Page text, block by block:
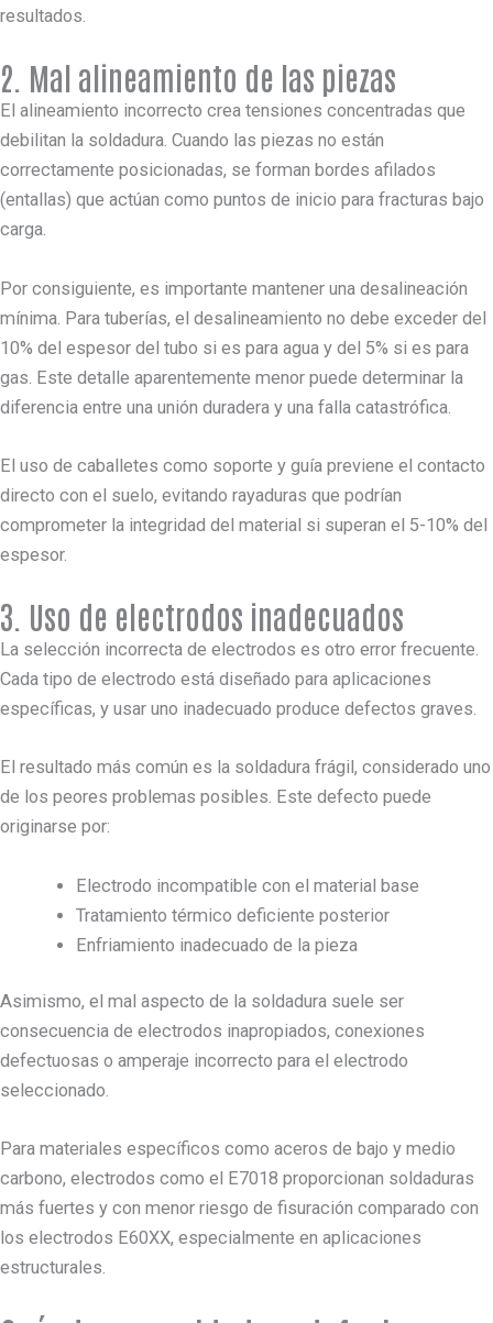
resultados.
2. Mal alineamiento de las piezas
El alineamiento incorrecto crea tensiones concentradas que
debilitan la soldadura. Cuando las piezas no están
correctamente posicionadas, se forman bordes afilados
(entallas) que actúan como puntos de inicio para fracturas bajo
carga.
Por consiguiente, es importante mantener una desalineación
mínima. Para tuberías, el desalineamiento no debe exceder del
10% del espesor del tubo si es para agua y del 5% si es para
gas. Este detalle aparentemente menor puede determinar la
diferencia entre una unión duradera y una falla catastrófica.
El uso de caballetes como soporte y guía previene el contacto
directo con el suelo, evitando rayaduras que podrían
comprometer la integridad del material si superan el 5-10% del
espesor.
3. Uso de electrodos inadecuados
La selección incorrecta de electrodos es otro error frecuente.
Cada tipo de electrodo está diseñado para aplicaciones
específicas, y usar uno inadecuado produce defectos graves.
El resultado más común es la soldadura frágil, considerado uno
de los peores problemas posibles. Este defecto puede
originarse por:
Electrodo incompatible con el material base
Tratamiento térmico deficiente posterior
Enfriamiento inadecuado de la pieza
Asimismo, el mal aspecto de la soldadura suele ser
consecuencia de electrodos inapropiados, conexiones
defectuosas o amperaje incorrecto para el electrodo
seleccionado.
Para materiales específicos como aceros de bajo y medio
carbono, electrodos como el E7018 proporcionan soldaduras
más fuertes y con menor riesgo de fisuración comparado con
los electrodos E60XX, especialmente en aplicaciones
estructurales.